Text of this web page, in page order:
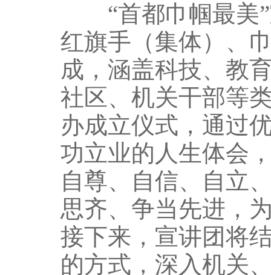
“首都巾帼最美”
红旗手（集体）、
成，涵盖科技、教
社区、机关干部等
办成立仪式，通过
功立业的人生体会
自尊、自信、自立
思齐、争当先进，
接下来，宣讲团将
的方式，深入机关